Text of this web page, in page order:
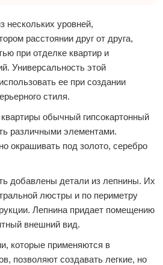
нескольких уровней,
расстоянии друг от друга,
при отделке квартир и
Универсальность этой
ее при создании
стиля.
обычный гипсокартонный
различными элементами.
окрашивать под золото, серебро
добавлены детали из лепнины. Их
люстры и по периметру
Лепнина придает помещению
внешний вид.
которые применяются в
позволяют создавать легкие, но